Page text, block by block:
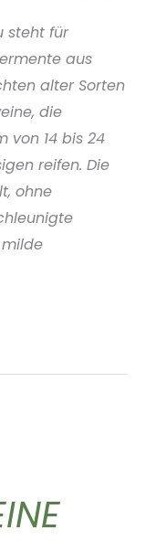
steht für
aus
alter Sorten
die
von 14 bis 24
reifen. Die
ohne
milde